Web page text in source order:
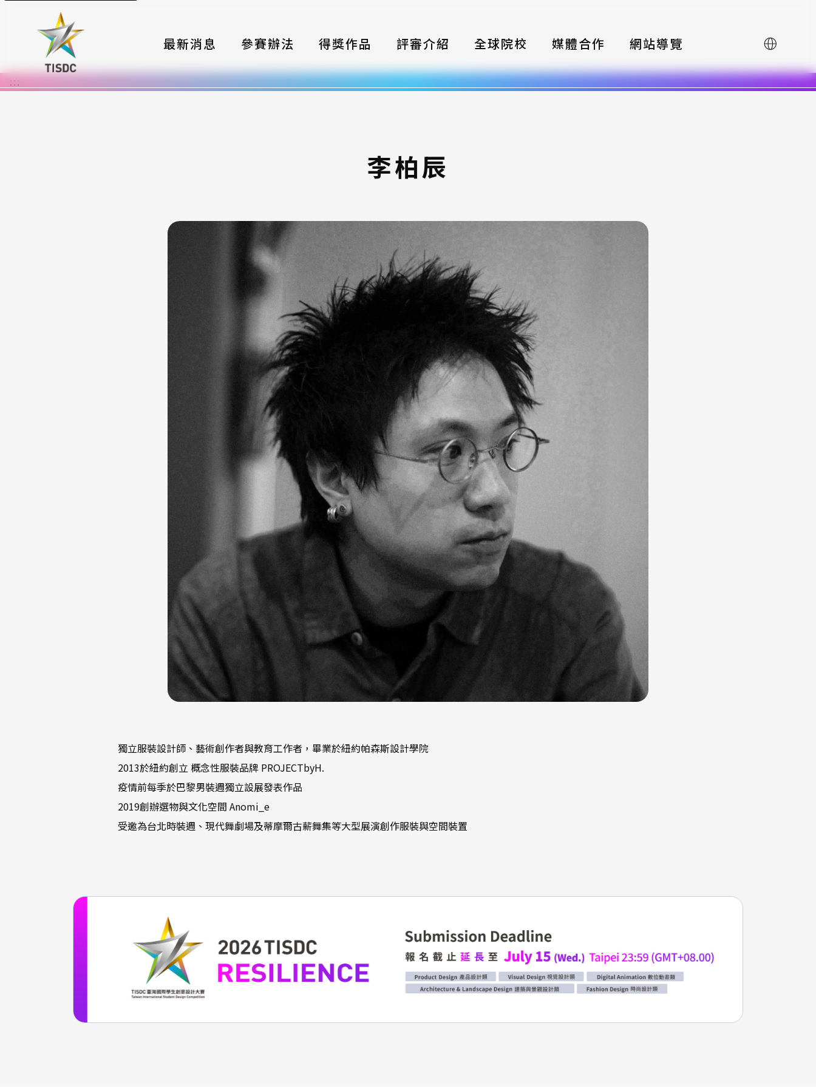
最新消息 參賽辦法
大賽組織
簡章與年鑑
常見問題
得獎作品 評審介紹 全球院校 媒體合作 網站導覽 English
:::
李柏辰
獨立服裝設計師、藝術創作者與教育工作者，畢業於紐約帕森斯設計學院
2013於紐約創立 概念性服裝品牌 PROJECTbyH.
疫情前每季於巴黎男裝週獨立設展發表作品
2019創辦選物與文化空間 Anomi_e
受邀為台北時裝週、現代舞劇場及蒂摩爾古薪舞集等大型展演創作服裝與空間裝置